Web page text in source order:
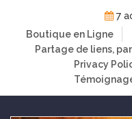
content
7
Boutique en Ligne
Partage de liens,
Privacy